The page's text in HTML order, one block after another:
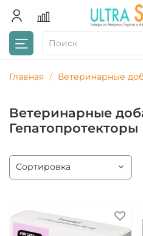
Главная Ветеринарные
Ветеринарные
Гепатопротекторы